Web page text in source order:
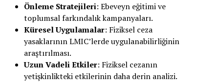
Önleme Stratejileri: Ebeveyn eğitimi ve
toplumsal farkındalık kampanyaları.
Küresel Uygulamalar: Fiziksel ceza
yasaklarının LMIC’lerde uygulanabilirliğinin
araştırılması.
Uzun Vadeli Etkiler: Fiziksel cezanın
yetişkinlikteki etkilerinin daha derin analizi.